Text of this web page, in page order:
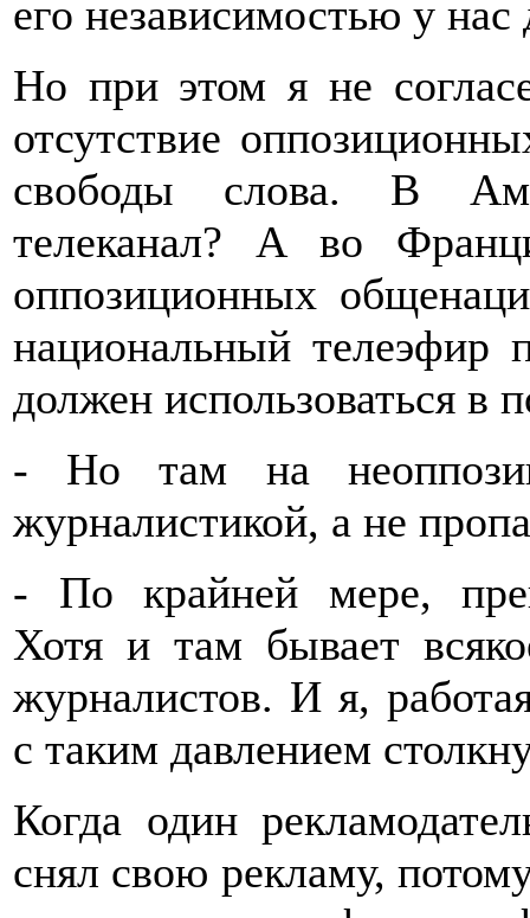
его независимостью у нас
Но при этом я не
отсутствие
свободы слова. В
телеканал? А во
оппозиционных
национальный телеэфир
должен использоваться в
- Но там на
журналистикой, а не
- По крайней мере,
Хотя и там бывает
журналистов. И я,
с таким давлением
Когда один
снял свою рекламу,